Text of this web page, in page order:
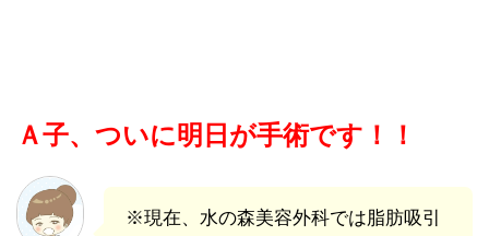
Ａ子、ついに明日が手術です！！
※現在、水の森美容外科では脂肪吸引